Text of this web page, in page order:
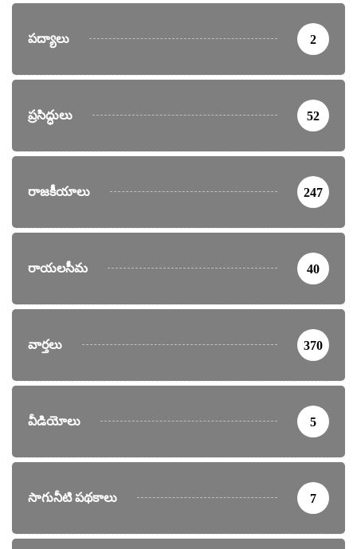
పద్యాలు 2
ప్రసిద్ధులు 52
రాజకీయాలు 247
రాయలసీమ 40
వార్తలు 370
వీడియోలు 5
సాగునీటి పథకాలు 7